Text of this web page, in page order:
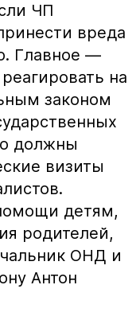
ЧП
вреда
Главное —
на
законом
должны
визиты
детям,
родителей,
ОНД и
Антон